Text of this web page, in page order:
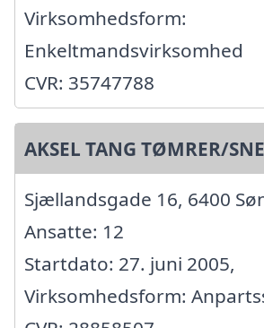
Virksomhedsform:
Enkeltmandsvirksomhed
CVR: 35747788
AKSEL TANG TØMRER/
Sjællandsgade 16, 6400
Ansatte: 12
Startdato: 27. juni 2005,
Virksomhedsform: